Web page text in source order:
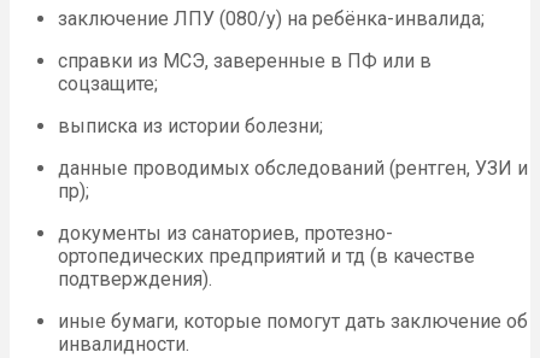
заключение ЛПУ (080/у) на ребёнка-инвалида;
справки из МСЭ, заверенные в ПФ или в
соцзащите;
выписка из истории болезни;
данные проводимых обследований (рентген, УЗИ и
пр);
документы из санаториев, протезно-
ортопедических предприятий и тд (в качестве
подтверждения).
иные бумаги, которые помогут дать заключение об
инвалидности.